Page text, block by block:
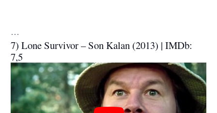
…
7) Lone Survivor – Son Kalan (2013) | IMDb:
7,5